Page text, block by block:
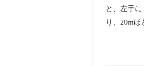
と、左手
り、20m